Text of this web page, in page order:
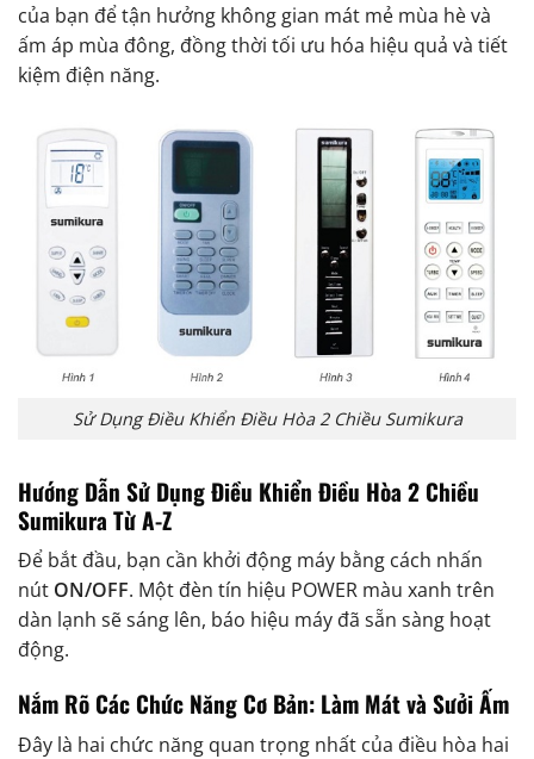
của bạn để tận hưởng không gian mát mẻ mùa hè và
ấm áp mùa đông, đồng thời tối ưu hóa hiệu quả và tiết
kiệm điện năng.
Sử Dụng Điều Khiển Điều Hòa 2 Chiều Sumikura
Hướng Dẫn Sử Dụng Điều Khiển Điều Hòa 2 Chiều
Sumikura Từ A-Z
Để bắt đầu, bạn cần khởi động máy bằng cách nhấn
nút ON/OFF. Một đèn tín hiệu POWER màu xanh trên
dàn lạnh sẽ sáng lên, báo hiệu máy đã sẵn sàng hoạt
động.
Nắm Rõ Các Chức Năng Cơ Bản: Làm Mát và Sưởi Ấm
Đây là hai chức năng quan trọng nhất của điều hòa hai